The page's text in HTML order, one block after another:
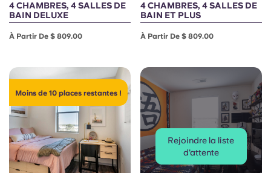
4 CHAMBRES, 4 SALLES DE
BAIN DELUXE
À Partir De $ 809.00
4 CHAMBRES, 4 SALLES DE
BAIN ET PLUS
À Partir De $ 809.00
Moins de 10 places restantes !
Rejoindre la liste
d'attente